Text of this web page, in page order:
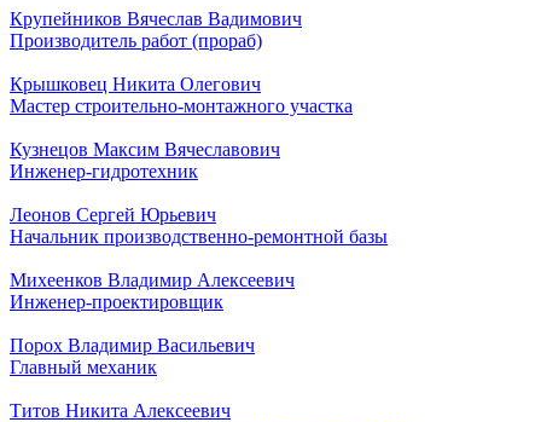
Крупейников Вячеслав Вадимович
Производитель работ (прораб)
Крышковец Никита Олегович
Мастер строительно-монтажного участка
Кузнецов Максим Вячеславович
Инженер-гидротехник
Леонов Сергей Юрьевич
Начальник производственно-ремонтной базы
Михеенков Владимир Алексеевич
Инженер-проектировщик
Порох Владимир Васильевич
Главный механик
Титов Никита Алексеевич